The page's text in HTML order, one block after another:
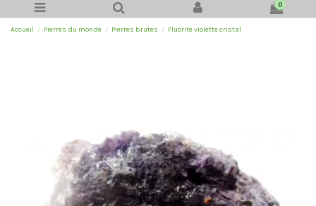
0
Accueil Pierres du monde Pierres brutes Fluorite violette cristal